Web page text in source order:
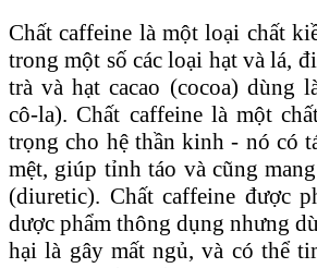
Chất caffeine là một loại chất
trong một số các loại hạt và lá,
trà và hạt cacao (cocoa) dùng
cô-la). Chất caffeine là một
trọng cho hệ thần kinh - nó có
mệt, giúp tỉnh táo và cũng
(diuretic). Chất caffeine được
dược phẩm thông dụng nhưng
hại là gây mất ngủ, và có thể